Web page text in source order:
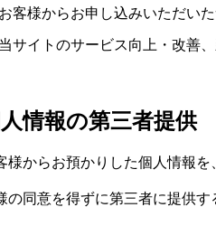
お客様からお申し込みいただい
当サイトのサービス向上・改善
情報の第三者提供
様からお預かりした個人情報
の同意を得ずに第三者に提供す